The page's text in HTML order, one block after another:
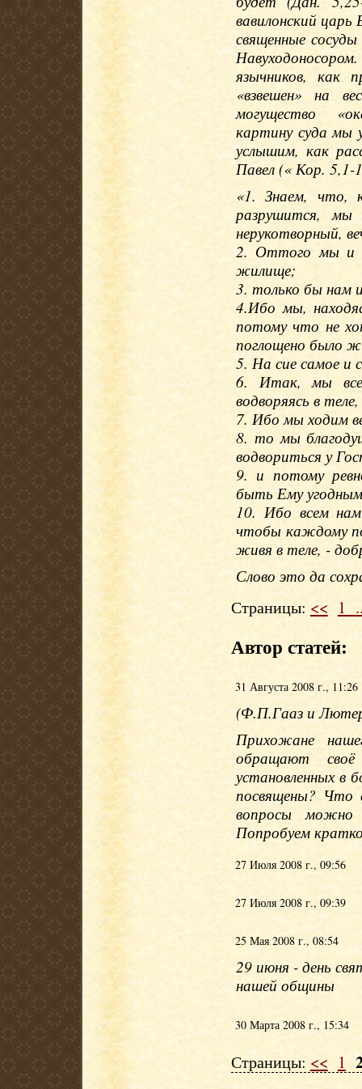
вавилонский
священные
язычников, как
«взвешен» на
могущество
картину суда мы
услышим, как
Павел (« Кор. 5,1-
«1. Знаем, что,
разрушится,
нерукотворный,
2. Оттого мы и
жилище;
3. только бы нам
4.Ибо мы,
потому что не
поглощено было
5. На сие самое и
6. Итак, мы
водворяясь в
7. Ибо мы ходим
8. то мы
водвориться у
9. и потому
быть Ему
10. Ибо всем
чтобы каждому
живя в теле, -
Слово это да
Страницы: << 1
Автор статей:
31 Августа 2008 г., 11:26
(Ф.П.Гааз и
Прихожане
обращают
установленных в
посвящены? Что
вопросы
Попробуем
27 Июля 2008 г., 09:56
27 Июля 2008 г., 09:39
25 Мая 2008 г., 08:54
29 июня - день
нашей общины
30 Марта 2008 г., 15:34
Страницы: << 1